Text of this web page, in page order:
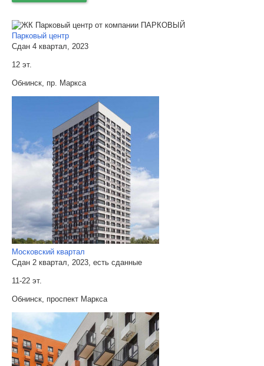
Парковый центр
Сдан 4 квартал, 2023
12 эт.
Обнинск, пр. Маркса
Московский квартал
Сдан 2 квартал, 2023, есть сданные
11-22 эт.
Обнинск, проспект Маркса